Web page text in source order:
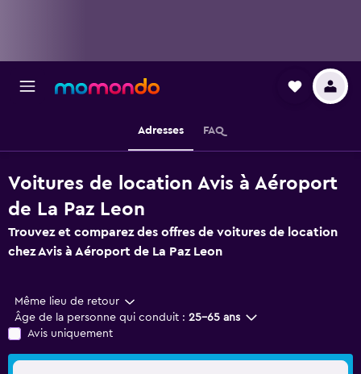
Adresses FAQ
Voitures de location Avis à Aéroport
de La Paz Leon
Trouvez et comparez des offres de voitures de location
chez Avis à Aéroport de La Paz Leon
Même lieu de retour
Âge de la personne qui conduit : 25-65 ans
Avis uniquement